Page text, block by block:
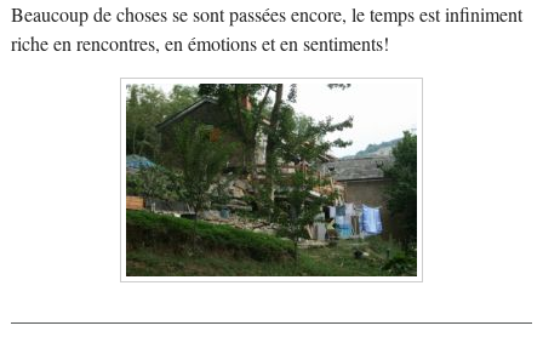
Beaucoup de choses se sont passées encore, le temps est infiniment
riche en rencontres, en émotions et en sentiments!